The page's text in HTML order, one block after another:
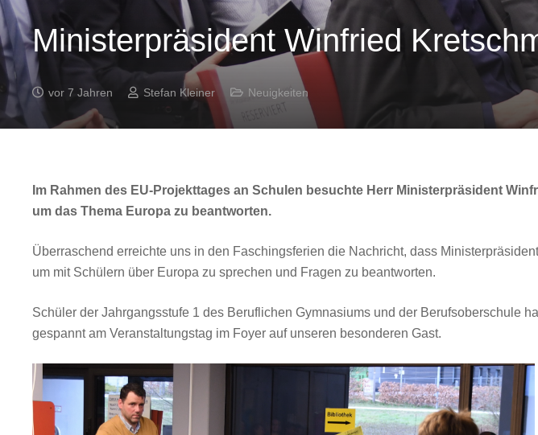
Ministerpräsident Winfried
vor 7 Jahren Stefan Kleiner Neuigkeiten
Im Rahmen des EU-Projekttages an Schulen besuchte Herr Ministerpräsident
um das Thema Europa zu beantworten.
Überraschend erreichte uns in den Faschingsferien die Nachricht, dass
um mit Schülern über Europa zu sprechen und Fragen zu beantworten.
Schüler der Jahrgangsstufe 1 des Beruflichen Gymnasiums und der Berufsoberschule
gespannt am Veranstaltungstag im Foyer auf unseren besonderen Gast.